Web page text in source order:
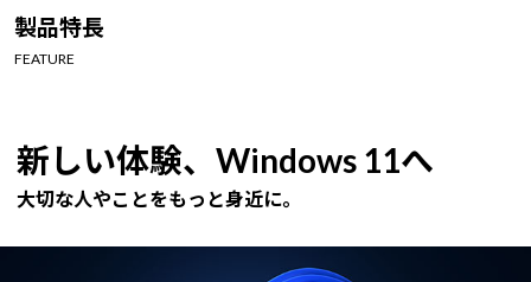
製品特長
FEATURE
新しい体験、Windows 11へ
大切な人やことをもっと身近に。